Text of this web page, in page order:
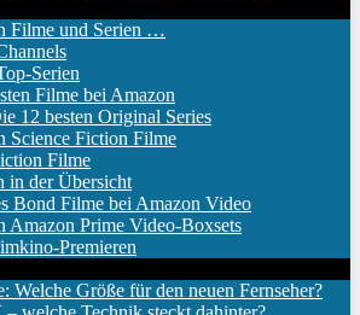
Filme und Serien …
Serien
Filme bei Amazon
12 besten Original Series
Science Fiction Filme
Filme
in der Übersicht
Bond Filme bei Amazon Video
Amazon Prime Video-Boxsets
Premieren
Welche Größe für den neuen Fernseher?